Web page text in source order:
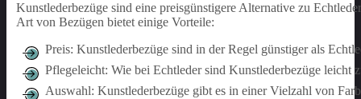
Kunstlederbezüge sind eine preisgünstigere Alternative zu
Art von Bezügen bietet einige Vorteile:
Preis: Kunstlederbezüge sind in der Regel günstiger als
Pflegeleicht: Wie bei Echtleder sind Kunstlederbezüge leicht
Auswahl: Kunstlederbezüge gibt es in einer Vielzahl von